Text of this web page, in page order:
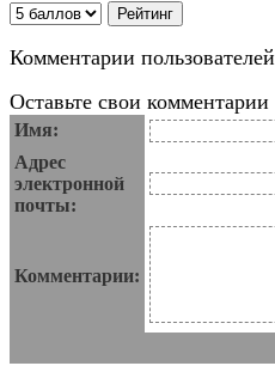
Комментарии пользователей
Оставьте свои комментарии
Имя:
Адрес
электронной
почты:
Комментарии: